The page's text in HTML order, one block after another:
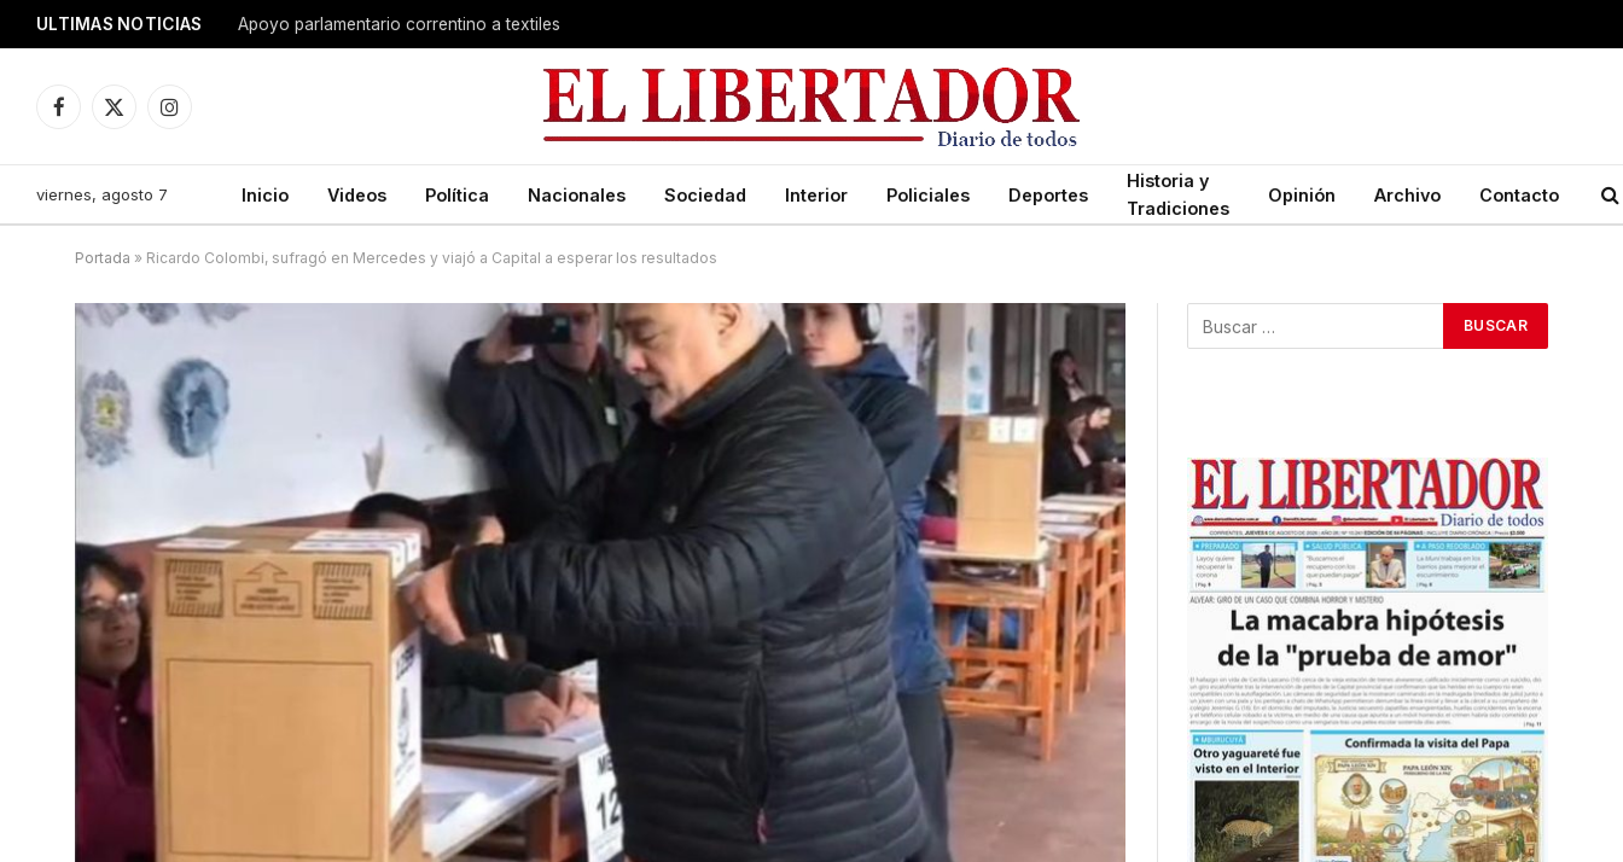
ULTIMAS NOTICIAS Apoyo parlamentario correntino a textiles
Facebook
X
Instagram
viernes, agosto 7 Inicio Videos Política Nacionales Sociedad Interior Policiales Deportes
Historia y
Tradiciones
Opinión Archivo Contacto
Portada » Ricardo Colombi, sufragó en Mercedes y viajó a Capital a esperar los resultados